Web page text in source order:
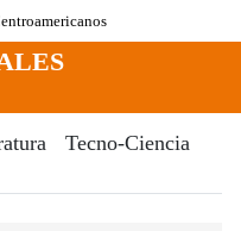
Tecno-Ciencia